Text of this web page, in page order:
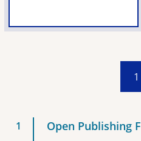
1
Open Publishing